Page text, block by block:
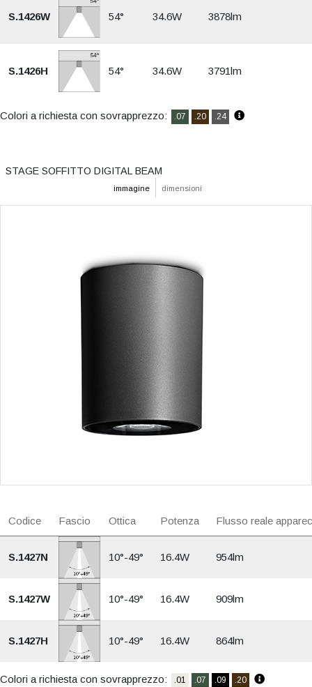
S.1426W 54° 34.6W 3878lm
S.1426H 54° 34.6W 3791lm
Colori a richiesta con sovrapprezzo: .07 .20 .24
immagine dimensioni
STAGE SOFFITTO DIGITAL BEAM
Codice Fascio Ottica Potenza Flusso reale
S.1427N 10°-49° 16.4W 954lm
S.1427W 10°-49° 16.4W 909lm
S.1427H 10°-49° 16.4W 864lm
Colori a richiesta con sovrapprezzo: .01 .07 .09 .20